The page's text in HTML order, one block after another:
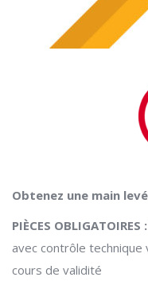
Obtenez une main
PIÈCES OBLIGATOIRES :
avec contrôle technique
cours de validité